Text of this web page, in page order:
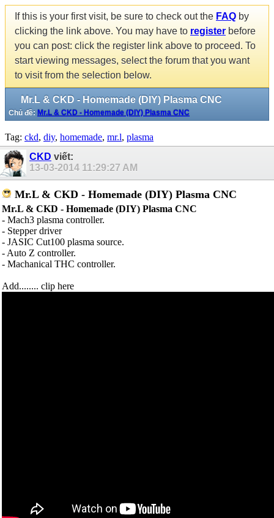
If this is your first visit, be sure to check out the FAQ by
clicking the link above. You may have to register before
you can post: click the register link above to proceed. To
start viewing messages, select the forum that you want
to visit from the selection below.
Mr.L & CKD - Homemade (DIY) Plasma CNC
Chủ đề: Mr.L & CKD - Homemade (DIY) Plasma CNC
Tag: ckd, diy, homemade, mr.l, plasma
CKD viết:
13-03-2014 11:29:27 AM
Mr.L & CKD - Homemade (DIY) Plasma CNC
Mr.L & CKD - Homemade (DIY) Plasma CNC
- Mach3 plasma controller.
- Stepper driver
- JASIC Cut100 plasma source.
- Auto Z controller.
- Machanical THC controller.
Add........ clip here